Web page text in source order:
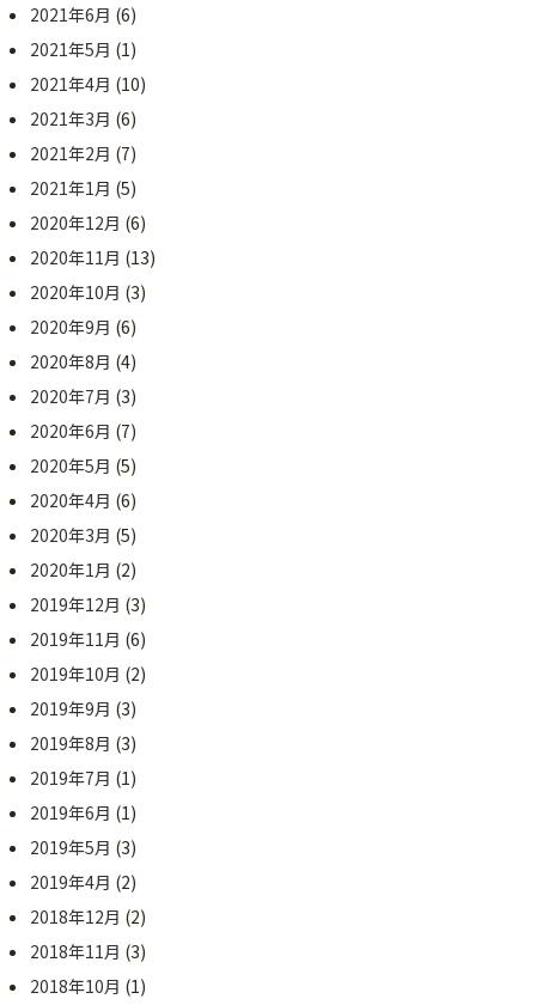
2021年6月 (6)
2021年5月 (1)
2021年4月 (10)
2021年3月 (6)
2021年2月 (7)
2021年1月 (5)
2020年12月 (6)
2020年11月 (13)
2020年10月 (3)
2020年9月 (6)
2020年8月 (4)
2020年7月 (3)
2020年6月 (7)
2020年5月 (5)
2020年4月 (6)
2020年3月 (5)
2020年1月 (2)
2019年12月 (3)
2019年11月 (6)
2019年10月 (2)
2019年9月 (3)
2019年8月 (3)
2019年7月 (1)
2019年6月 (1)
2019年5月 (3)
2019年4月 (2)
2018年12月 (2)
2018年11月 (3)
2018年10月 (1)